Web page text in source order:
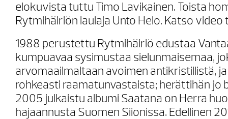
elokuvista tuttu Timo Lavikainen. Toista
Rytmihäiriön laulaja Unto Helo. Katso video
1988 perustettu Rytmihäiriö edustaa
kumpuavaa sysimustaa sielunmaisemaa,
arvomaailmaltaan avoimen antikristillistä,
rohkeasti raamatunvastaista; herättihän jo
2005 julkaistu albumi Saatana on Herra
hajaannusta Suomen Siionissa. Edellinen